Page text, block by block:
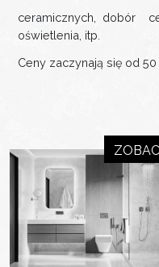
ceramicznych, dobór
oświetlenia, itp.
Ceny zaczynają się od 50